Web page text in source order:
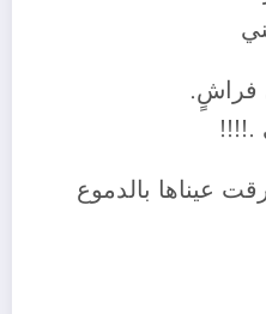
.!!!!
عيناها بالدموع